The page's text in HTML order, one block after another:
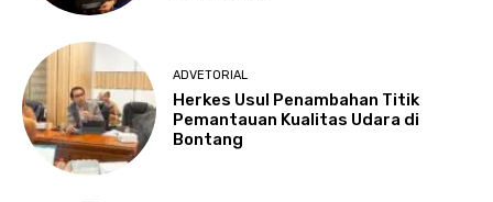
ADVETORIAL
Herkes Usul Penambahan Titik
Pemantauan Kualitas Udara di
Bontang